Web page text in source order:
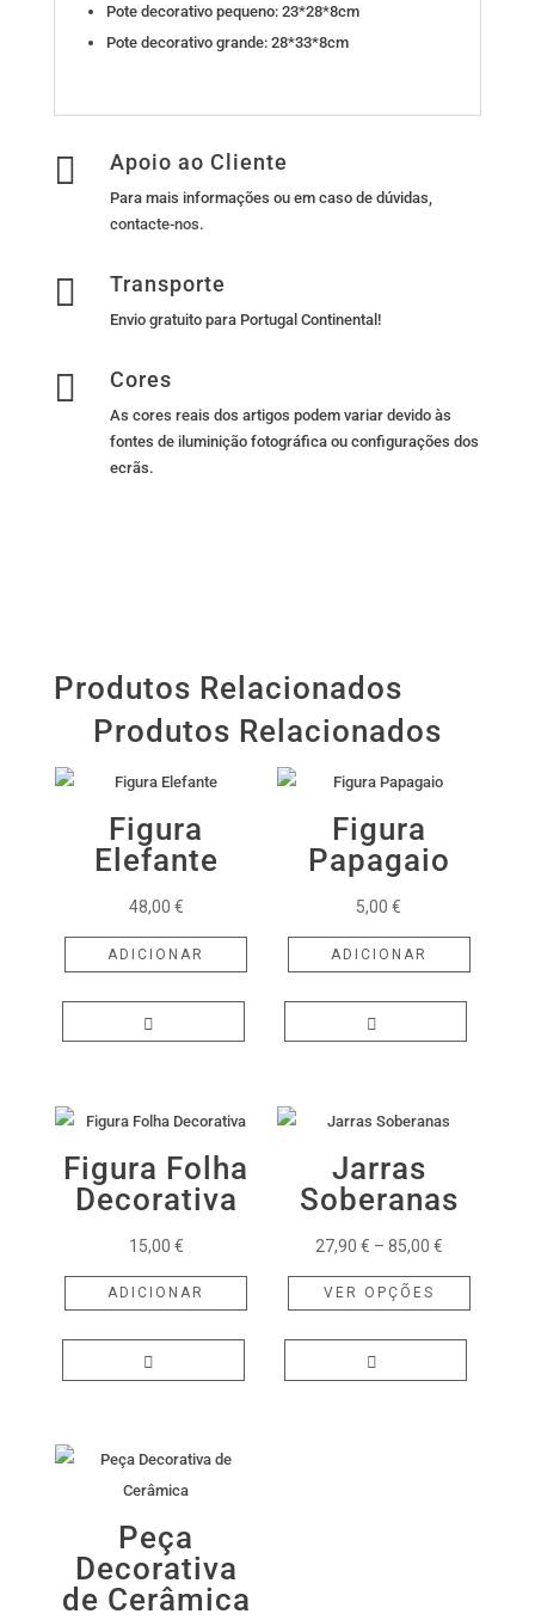
Pote decorativo pequeno: 23*28*8cm
Pote decorativo grande: 28*33*8cm
 Apoio ao Cliente
Para mais informações ou em caso de dúvidas,
contacte-nos.
 Transporte
Envio gratuito para Portugal Continental!
 Cores
As cores reais dos artigos podem variar devido às
fontes de iluminição fotográfica ou configurações dos
ecrãs.
Produtos Relacionados
Produtos Relacionados
Figura
Elefante
48,00 €
ADICIONAR
Figura
Papagaio
5,00€
ADICIONAR
Figura Folha
Decorativa
15,00 €
ADICIONAR
Jarras
Soberanas
27,90 € – 85,00 €Price
range:
27,90 €
through
VER OPÇÕES
This
product
Peça
Decorativa
de Cerâmica